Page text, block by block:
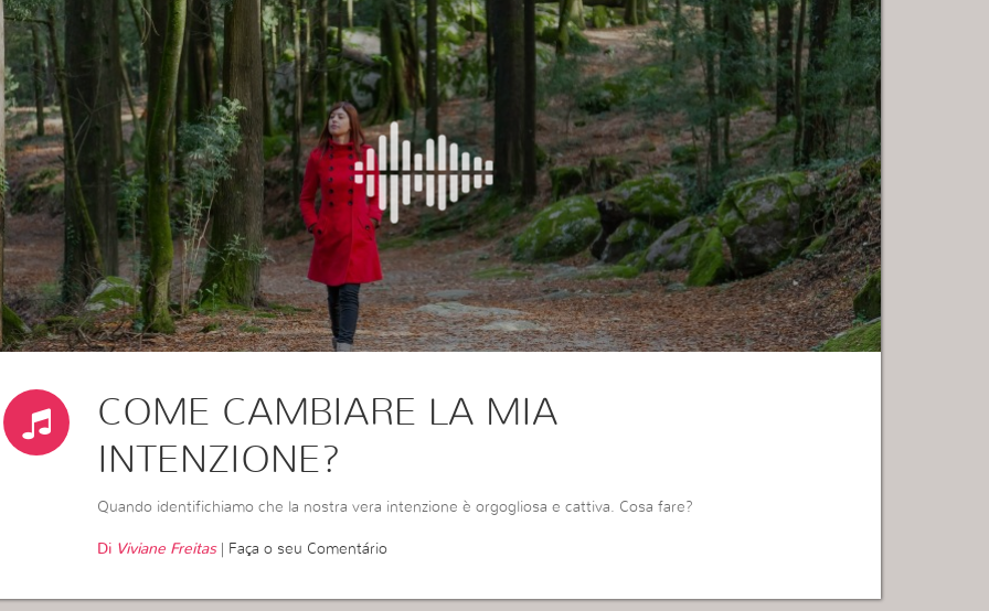
COME CAMBIARE LA MIA
INTENZIONE?
Quando identifichiamo che la nostra vera intenzione è orgogliosa e cattiva. Cosa fare?
Di Viviane Freitas| Faça o seu Comentário